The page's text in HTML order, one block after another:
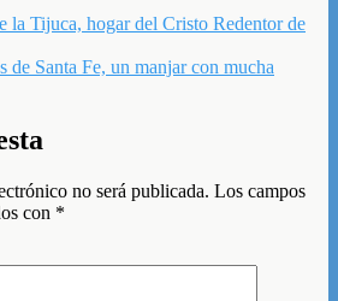
la Tijuca, hogar del Cristo Redentor de
de Santa Fe, un manjar con mucha
no será publicada. Los campos
con *